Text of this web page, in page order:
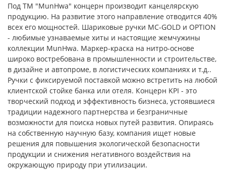
Под ТМ "MunHwa" концерн производит канцелярскую
продукцию. На развитие этого направление отводится 40%
всех его мощностей. Шариковые ручки MC-GOLD и OPTION
- любимые узнаваемые хиты и настоящие жемчужины
коллекции MunHwa. Маркер-краска на нитро-основе
широко востребована в промышленности и строительстве,
в дизайне и автопроме, в логистических компаниях и т.д..
Ручки с фиксируемой поставкой можно встретить на любой
клиентской стойке банка или отеля. Концерн KPI - это
творческий подход и эффективность бизнеса, устоявшиеся
традиции надежного партнерства и безграничные
возможности для поиска новых путей развития. Опираясь
на собственную научную базу, компания ищет новые
решения для повышения экологической безопасности
продукции и снижения негативного воздействия на
окружающую природу при утилизации.